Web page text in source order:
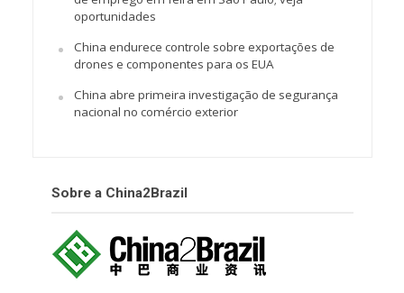
oportunidades
China endurece controle sobre exportações de
drones e componentes para os EUA
China abre primeira investigação de segurança
nacional no comércio exterior
Sobre a China2Brazil